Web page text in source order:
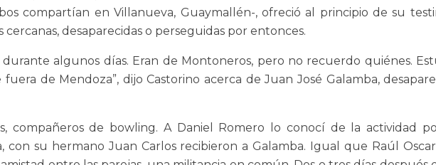
compartían en Villanueva, Guaymallén-, ofreció al principio de su
desaparecidas o perseguidas por entonces.
durante algunos días. Eran de Montoneros, pero no recuerdo quiénes.
de Mendoza”, dijo Castorino acerca de Juan José Galamba,
compañeros de bowling. A Daniel Romero lo conocí de la actividad
con su hermano Juan Carlos recibieron a Galamba. Igual que Raúl